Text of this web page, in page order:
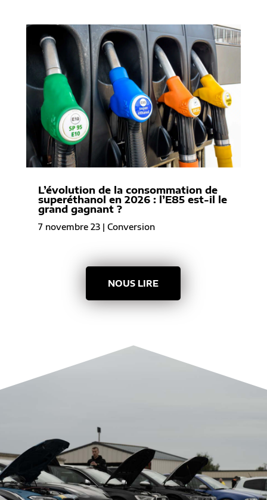
L’évolution de la consommation de
superéthanol en 2026 : l’E85 est-il le
grand gagnant ?
7 novembre 23| Conversion
NOUS LIRE